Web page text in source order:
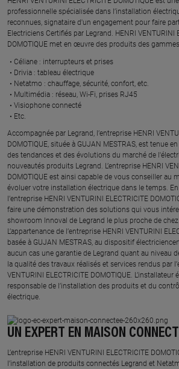
professionnelle spécialisée dans l’installation
reconnues, ​signataire d'un engagement pour faire
Electriciens Certifiés par Legrand​. HENRI VENTURINI
DOMOTIQUE met en œuvre des produits des gammes
Céliane : interrupteurs et prises ​
Drivia : tableau électrique ​
Netatmo : chauffage, sécurité, confort, etc.​
Multimédia : réseau, Wi-Fi, prises RJ45​
Visiophone connecté​
Etc.​
​Accompagnée par Legrand, l’entreprise HENRI
DOMOTIQUE, située à GUJAN MESTRAS, est tenue
des tendances et des évolutions du marché de
nouveautés produits Legrand. L’entreprise HENRI
DOMOTIQUE est ainsi capable de vous conseiller au
évoluer votre installation électrique dans le temps.
l’entreprise HENRI VENTURINI ELECTRICITE
faire une démonstration des solutions qui vous
showroom Innoval de Legrand le plus proche de
L’appartenance de l’entreprise HENRI VENTURINI
basée à GUJAN MESTRAS, au dispositif
aucun cas une garantie de Legrand quant au niveau
la qualité des travaux réalisés et services rendus par
VENTURINI ELECTRICITE DOMOTIQUE. L’installateur
responsable de l’installation des produits et du
électrique.
UN EXPERT EN MAISON
L’entreprise HENRI VENTURINI ELECTRICITE
l’installation de produits connectés Legrand et